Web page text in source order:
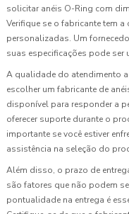
solicitar anéis O-Ring com
Verifique se o fabricante tem
personalizadas. Um
suas especificações pode ser
A qualidade do atendimento
escolher um fabricante de
disponível para responder a
oferecer suporte durante o
importante se você estiver
assistência na seleção do
Além disso, o prazo de
são fatores que não podem
pontualidade na entrega é